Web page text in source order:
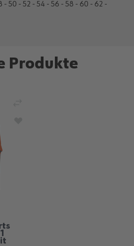
- 50 - 52 - 54 - 56 - 58 - 60 - 62 -
Produkte